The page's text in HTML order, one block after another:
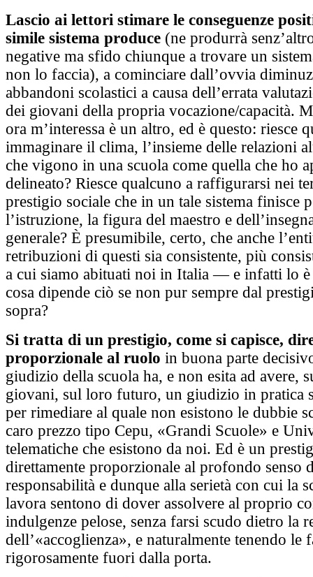
Lascio ai lettori stimare le conseguenze
simile sistema produce (ne produrrà
negative ma sfido chiunque a trovare un
non lo faccia), a cominciare dall’ovvia
abbandoni scolastici a causa dell’errata
dei giovani della propria vocazione/capacità.
ora m’interessa è un altro, ed è questo: riesce
immaginare il clima, l’insieme delle relazioni
che vigono in una scuola come quella che ho
delineato? Riesce qualcuno a raffigurarsi nei
prestigio sociale che in un tale sistema finisce
l’istruzione, la figura del maestro e
generale? È presumibile, certo, che anche
retribuzioni di questi sia consistente, più
a cui siamo abituati noi in Italia — e infatti lo
cosa dipende ciò se non pur sempre dal
sopra?
Si tratta di un prestigio, come si capisce,
proporzionale al ruolo in buona parte
giudizio della scuola ha, e non esita ad avere,
giovani, sul loro futuro, un giudizio in pratica
per rimediare al quale non esistono le dubbie
caro prezzo tipo Cepu, «Grandi Scuole» e
telematiche che esistono da noi. Ed è un
direttamente proporzionale al profondo senso
responsabilità e dunque alla serietà con cui la
lavora sentono di dover assolvere al proprio
indulgenze pelose, senza farsi scudo dietro la
dell’«accoglienza», e naturalmente tenendo le
rigorosamente fuori dalla porta.